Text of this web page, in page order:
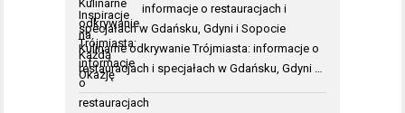
informacje o restauracjach i
specjałach w Gdańsku, Gdyni i Sopocie
Kulinarne odkrywanie Trójmiasta: informacje o
restauracjach i specjałach w Gdańsku, Gdyni …